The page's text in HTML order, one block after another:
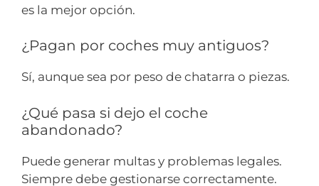
es la mejor opción.
¿Pagan por coches muy antiguos?
Sí, aunque sea por peso de chatarra o piezas.
¿Qué pasa si dejo el coche
abandonado?
Puede generar multas y problemas legales.
Siempre debe gestionarse correctamente.